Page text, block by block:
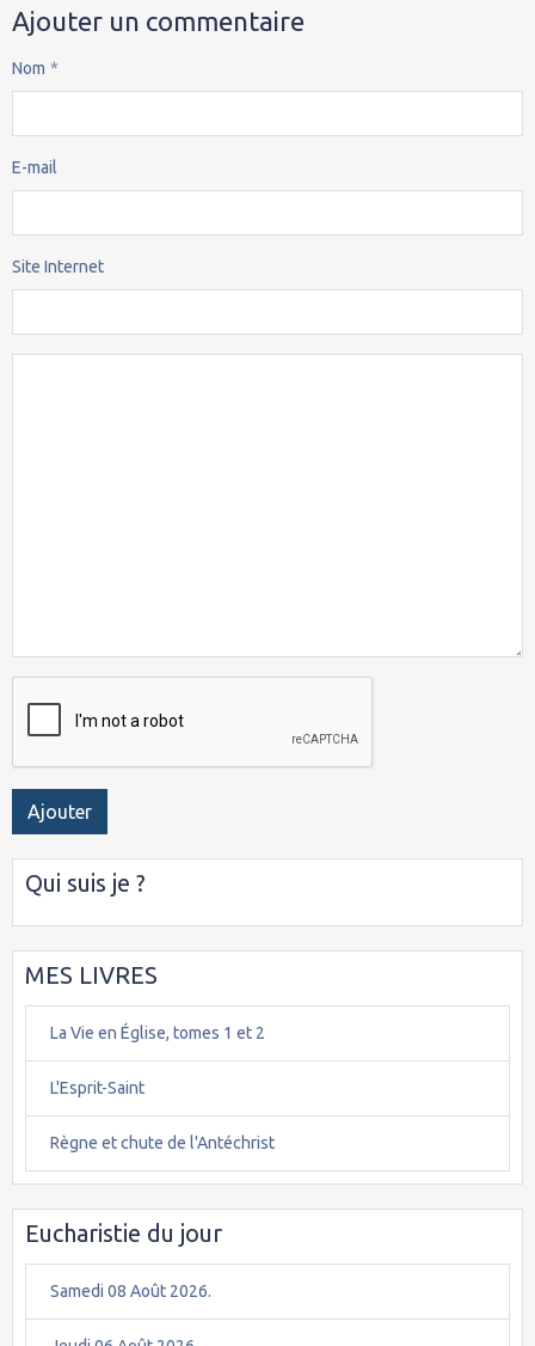
Ajouter un commentaire
Nom
E-mail
Site Internet
Ajouter
Qui suis je ?
MES LIVRES
La Vie en Église, tomes 1 et 2
L'Esprit-Saint
Règne et chute de l'Antéchrist
Eucharistie du jour
Samedi 08 Août 2026.